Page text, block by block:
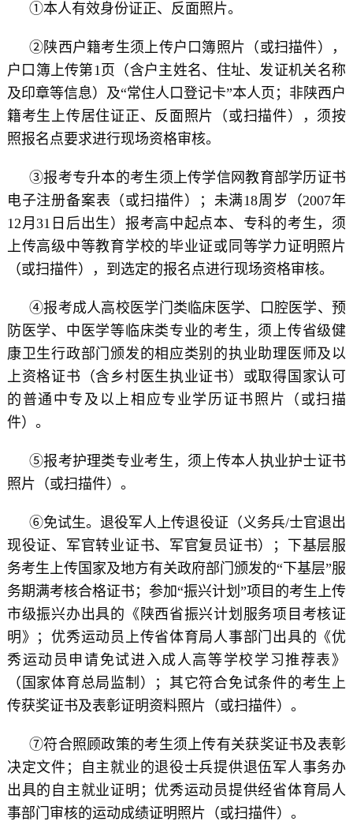
①本人有效身份证正、反面照片。
②陕西户籍考生须上传户口簿照片（或扫描件），
户口簿上传第1页（含户主姓名、住址、发证机关名称
及印章等信息）及“常住人口登记卡”本人页；非陕西户
籍考生上传居住证正、反面照片（或扫描件），须按
照报名点要求进行现场资格审核。
③报考专升本的考生须上传学信网教育部学历证书
电子注册备案表（或扫描件）；未满18周岁（2007年
12月31日后出生）报考高中起点本、专科的考生，须
上传高级中等教育学校的毕业证或同等学力证明照片
（或扫描件），到选定的报名点进行现场资格审核。
④报考成人高校医学门类临床医学、口腔医学、预
防医学、中医学等临床类专业的考生，须上传省级健
康卫生行政部门颁发的相应类别的执业助理医师及以
上资格证书（含乡村医生执业证书）或取得国家认可
的普通中专及以上相应专业学历证书照片（或扫描
件）。
⑤报考护理类专业考生，须上传本人执业护士证书
照片（或扫描件）。
⑥免试生。退役军人上传退役证（义务兵/士官退出
现役证、军官转业证书、军官复员证书）；下基层服
务考生上传国家及地方有关政府部门颁发的“下基层”服
务期满考核合格证书；参加“振兴计划”项目的考生上传
市级振兴办出具的《陕西省振兴计划服务项目考核证
明》；优秀运动员上传省体育局人事部门出具的《优
秀运动员申请免试进入成人高等学校学习推荐表》
（国家体育总局监制）；其它符合免试条件的考生上
传获奖证书及表彰证明资料照片（或扫描件）。
⑦符合照顾政策的考生须上传有关获奖证书及表彰
决定文件；自主就业的退役士兵提供退伍军人事务办
出具的自主就业证明；优秀运动员提供经省体育局人
事部门审核的运动成绩证明照片（或扫描件）。